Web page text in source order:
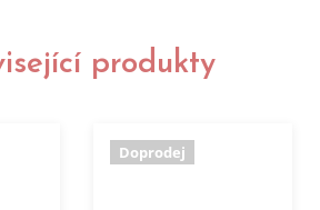
produkty
Doprodej